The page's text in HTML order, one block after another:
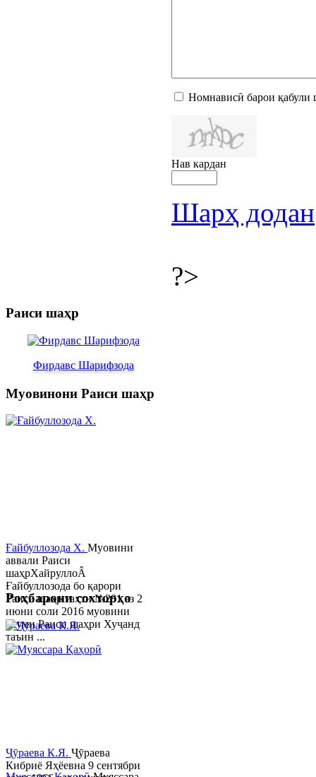
Номнависӣ барои қабули
Нав кардан
Шарҳ додан
?>
Раиси шаҳр
Фирдавс Шарифзода
Муовинони Раиси шаҳр
Ғайбуллозода Х. Муовини
аввали Раиси
шаҳрХайруллоÂ
Ғайбуллозода бо қарори
Раиси шаҳр таҳти №281 аз 2
июни соли 2016 муовини
якуми Раиси шаҳри Хуҷанд
таъин ...
Роҳбарони сохторҳо
Ҷӯраева К.Я. Ҷӯраева
Кибриё Яҳёевна 9 сентябри